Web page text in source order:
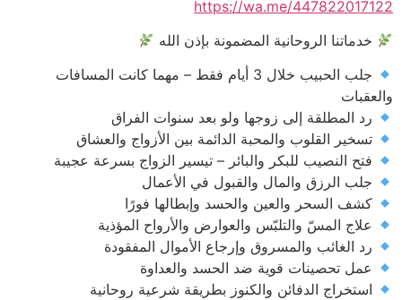
https://wa.me/447822017122
خدماتنا الروحانية المضمونة بإذن الله
جلب الحبيب خلال 3 أيام فقط – مهما كانت المسافات
والعقبات
رد المطلقة إلى زوجها ولو بعد سنوات الفراق
تسخير القلوب والمحبة الدائمة بين الأزواج والعشاق
فتح النصيب للبكر والبائر – تيسير الزواج بسرعة عجيبة
جلب الرزق والمال والقبول في الأعمال
كشف السحر والعين والحسد وإبطالها فورًا
علاج المسّ والتلبّس والعوارض والأرواح المؤذية
رد الغائب والمسروق وإرجاع الأموال المفقودة
عمل تحصينات قوية ضد الحسد والعداوة
استخراج الدفائن والكنوز بطريقة شرعية روحانية